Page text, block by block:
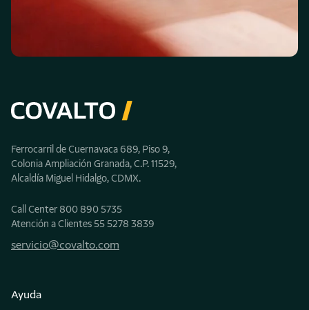
empresa, hoy
Inversiones, Crédito para empresas, Arrendamiento,
Factoraje y más.
Ferrocarril de Cuernavaca 689, Piso 9,
Colonia Ampliación Granada, C.P. 11529,
Alcaldía Miguel Hidalgo, CDMX.
Call Center800 890 5735
Atención a Clientes ‎‎55 5278 3839‎
servicio@covalto.com
Ayuda